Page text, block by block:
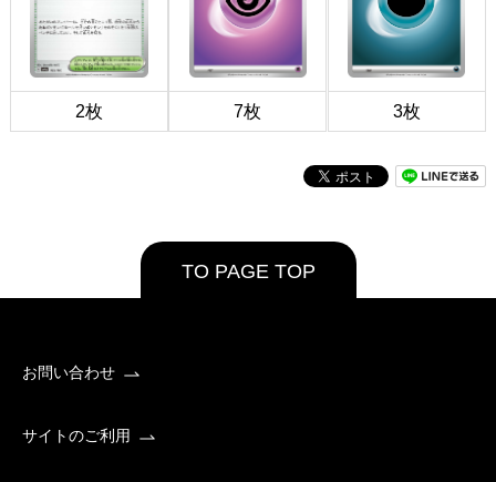
2枚 7枚 3枚
TO PAGE TOP
お問い合わせ
サイトのご利用